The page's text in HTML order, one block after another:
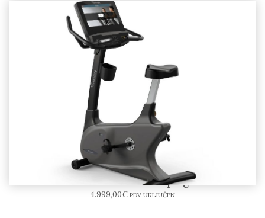
Vision Fitness U600E Upright Bike
4.999,00€ PDV UKLJUČEN